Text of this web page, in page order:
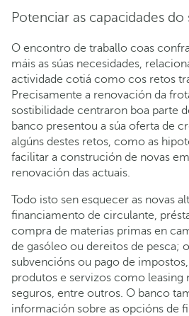
Potenciar as capacidades do
O encontro de traballo coas
máis as súas necesidades,
actividade cotiá como cos retos
Precisamente a renovación da
sostibilidade centraron boa parte
banco presentou a súa oferta de
algúns destes retos, como as
facilitar a construción de novas
renovación das actuais.
Todo isto sen esquecer as novas
financiamento de circulante,
compra de materias primas en
de gasóleo ou dereitos de pesca;
subvencións ou pago de
produtos e servizos como leasing
seguros, entre outros. O banco
información sobre as opcións de